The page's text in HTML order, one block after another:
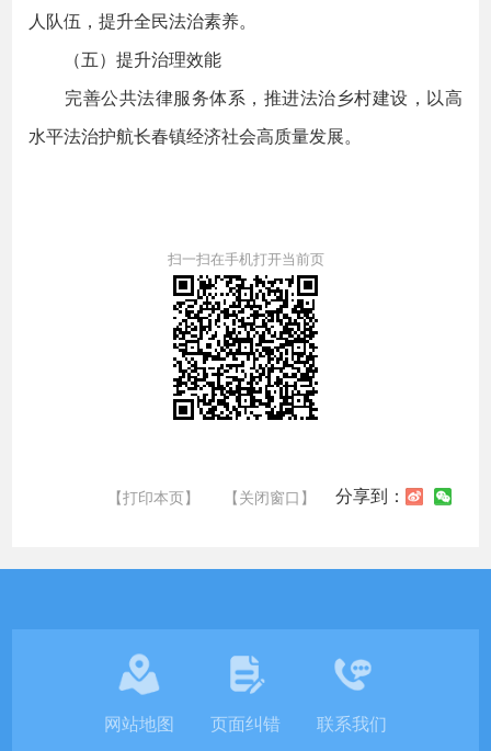
人队伍，提升全民法治素养。
（五）提升治理效能
完善公共法律服务体系，推进法治乡村建设，以高
水平法治护航长春镇经济社会高质量发展。
扫一扫在手机打开当前页
【打印本页】 【关闭窗口】 分享到：
网站地图 页面纠错 联系我们